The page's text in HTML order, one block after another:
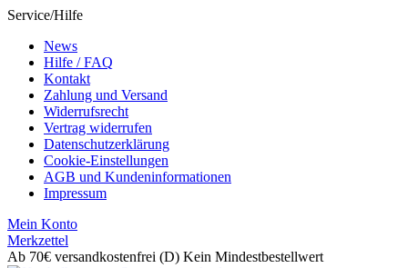
Service/Hilfe
News
Hilfe / FAQ
Kontakt
Zahlung und Versand
Widerrufsrecht
Vertrag widerrufen
Datenschutzerklärung
Cookie-Einstellungen
AGB und Kundeninformationen
Impressum
Mein Konto
Merkzettel
Ab 70€ versandkostenfrei (D) Kein Mindestbestellwert